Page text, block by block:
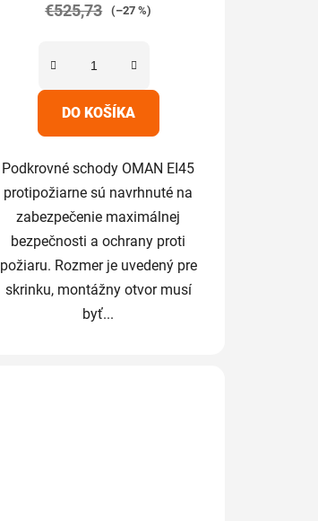
5,0
€525,73 (–27 %)
DO KOŠÍKA
Podkrovné schody OMAN EI45
protipožiarne sú navrhnuté na
zabezpečenie maximálnej
bezpečnosti a ochrany proti
požiaru. Rozmer je uvedený pre
skrinku, montážny otvor musí
byť...